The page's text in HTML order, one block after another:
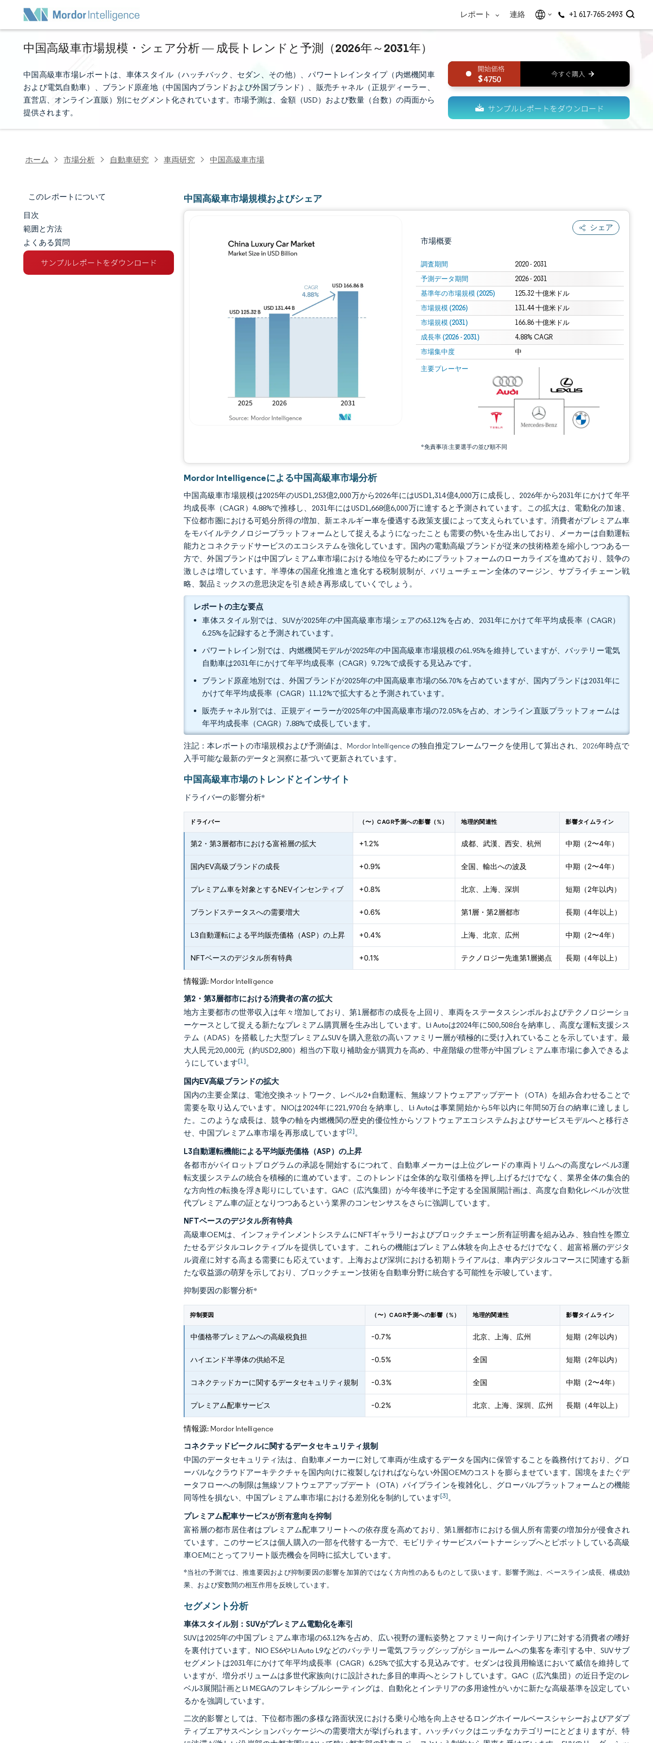
レポート 連絡 +1 617-765-2493
中国高級車市場規模・シェア分析 ― 成長トレンドと予測（2026年～2031年）
中国高級車市場レポートは、車体スタイル（ハッチバック、セダン、その他）、パワートレインタイプ（内燃機関車
および電気自動車）、ブランド原産地（中国国内ブランドおよび外国ブランド）、販売チャネル（正規ディーラー、
直営店、オンライン直販）別にセグメント化されています。市場予測は、金額（USD）および数量（台数）の両面から
提供されます。
4750
ホーム 市場分析 自動車研究 車両研究 中国高級車市場
このレポートについて
市場規模とシェア
市場分析
トレンドとインサイト
目次
範囲と方法
よくある質問
中国高級車市場規模およびシェア
シェア
市場概要
調査期間 2020 - 2031
予測データ期間 2026 - 2031
基準年の市場規模 (2025) 125.32 十億米ドル
市場規模 (2026) 131.44 十億米ドル
市場規模 (2031) 166.86 十億米ドル
成長率 (2026 - 2031) 4.88% CAGR
市場集中度 中
主要プレーヤー
*免責事項:主要選手の並び順不同
画像 © Mordor Intelligence。再利用にはCC BY 4.0の表示が必要です。
画像 © Mordor Intelligence。再利用にはCC BY 4.0の表示が必要です。
Mordor Intelligenceによる中国高級車市場分析
中国高級車市場規模は2025年のUSD1,253億2,000万から2026年にはUSD1,314億4,000万に成長し、2026年から2031年にかけて年平
均成長率（CAGR）4.88%で推移し、2031年にはUSD1,668億6,000万に達すると予測されています。この拡大は、電動化の加速、
下位都市圏における可処分所得の増加、新エネルギー車を優遇する政策支援によって支えられています。消費者がプレミアム車
をモバイルテクノロジープラットフォームとして捉えるようになったことも需要の勢いを生み出しており、メーカーは自動運転
能力とコネクテッドサービスのエコシステムを強化しています。国内の電動高級ブランドが従来の技術格差を縮小しつつある一
方で、外国ブランドは中国プレミアム車市場における地位を守るためにプラットフォームのローカライズを進めており、競争の
激しさは増しています。半導体の国産化推進と進化する税制規制が、バリューチェーン全体のマージン、サプライチェーン戦
略、製品ミックスの意思決定を引き続き再形成していくでしょう。
レポートの主な要点
車体スタイル別では、SUVが2025年の中国高級車市場シェアの63.12%を占め、2031年にかけて年平均成長率（CAGR）
6.25%を記録すると予測されています。
パワートレイン別では、内燃機関モデルが2025年の中国高級車市場規模の61.95%を維持していますが、バッテリー電気
自動車は2031年にかけて年平均成長率（CAGR）9.72%で成長する見込みです。
ブランド原産地別では、外国ブランドが2025年の中国高級車市場の56.70%を占めていますが、国内ブランドは2031年に
かけて年平均成長率（CAGR）11.12%で拡大すると予測されています。
販売チャネル別では、正規ディーラーが2025年の中国高級車市場の72.05%を占め、オンライン直販プラットフォームは
年平均成長率（CAGR）7.88%で成長しています。
注記：本レポートの市場規模および予測値は、Mordor Intelligence の独自推定フレームワークを使用して算出され、2026年時点で
入手可能な最新のデータと洞察に基づいて更新されています。
中国高級車市場のトレンドとインサイト
ドライバーの影響分析*
ドライバー （〜）CAGR予測への影響（%） 地理的関連性 影響タイムライン
第2・第3層都市における富裕層の拡大 +1.2% 成都、武漢、西安、杭州 中期（2〜4年）
国内EV高級ブランドの成長 +0.9% 全国、輸出への波及 中期（2〜4年）
プレミアム車を対象とするNEVインセンティブ +0.8% 北京、上海、深圳 短期（2年以内）
ブランドステータスへの需要増大 +0.6% 第1層・第2層都市 長期（4年以上）
L3自動運転による平均販売価格（ASP）の上昇 +0.4% 上海、北京、広州 中期（2〜4年）
NFTベースのデジタル所有特典 +0.1% テクノロジー先進第1層拠点 長期（4年以上）
情報源: Mordor Intelligence
第2・第3層都市における消費者の富の拡大
地方主要都市の世帯収入は年々増加しており、第1層都市の成長を上回り、車両をステータスシンボルおよびテクノロジーショ
ーケースとして捉える新たなプレミアム購買層を生み出しています。Li Autoは2024年に500,508台を納車し、高度な運転支援シス
テム（ADAS）を搭載した大型プレミアムSUVを購入意欲の高いファミリー層が積極的に受け入れていることを示しています。最
大人民元20,000元（約USD2,800）相当の下取り補助金が購買力を高め、中産階級の世帯が中国プレミアム車市場に参入できるよ
うにしています[1]。
国内EV高級ブランドの拡大
国内の主要企業は、電池交換ネットワーク、レベル2+自動運転、無線ソフトウェアアップデート（OTA）を組み合わせることで
需要を取り込んでいます。NIOは2024年に221,970台を納車し、Li Autoは事業開始から5年以内に年間50万台の納車に達しまし
た。このような成長は、競争の軸を内燃機関の歴史的優位性からソフトウェアエコシステムおよびサービスモデルへと移行さ
せ、中国プレミアム車市場を再形成しています[2]。
L3自動運転機能による平均販売価格（ASP）の上昇
各都市がパイロットプログラムの承認を開始するにつれて、自動車メーカーは上位グレードの車両トリムへの高度なレベル3運
転支援システムの統合を積極的に進めています。このトレンドは全体的な取引価格を押し上げるだけでなく、業界全体の集合的
な方向性の転換を浮き彫りにしています。GAC（広汽集団）が今年後半に予定する全国展開計画は、高度な自動化レベルが次世
代プレミアム車の証となりつつあるという業界のコンセンサスをさらに強調しています。
NFTベースのデジタル所有特典
高級車OEMは、インフォテインメントシステムにNFTギャラリーおよびブロックチェーン所有証明書を組み込み、独自性を際立
たせるデジタルコレクティブルを提供しています。これらの機能はプレミアム体験を向上させるだけでなく、超富裕層のデジタ
ル資産に対する高まる需要にも応えています。上海および深圳における初期トライアルは、車内デジタルコマースに関連する新
たな収益源の萌芽を示しており、ブロックチェーン技術を自動車分野に統合する可能性を示唆しています。
抑制要因の影響分析*
抑制要因 （〜）CAGR予測への影響（%） 地理的関連性 影響タイムライン
中価格帯プレミアムへの高級税負担 -0.7% 北京、上海、広州 短期（2年以内）
ハイエンド半導体の供給不足 -0.5% 全国 短期（2年以内）
コネクテッドカーに関するデータセキュリティ規制 -0.3% 全国 中期（2〜4年）
プレミアム配車サービス -0.2% 北京、上海、深圳、広州 長期（4年以上）
情報源: Mordor Intelligence
コネクテッドビークルに関するデータセキュリティ規制
中国のデータセキュリティ法は、自動車メーカーに対して車両が生成するデータを国内に保管することを義務付けており、グロ
ーバルなクラウドアーキテクチャを国内向けに複製しなければならない外国OEMのコストを膨らませています。国境をまたぐデ
ータフローへの制限は無線ソフトウェアアップデート（OTA）パイプラインを複雑化し、グローバルプラットフォームとの機能
同等性を損ない、中国プレミアム車市場における差別化を制約しています[3]。
プレミアム配車サービスが所有意向を抑制
富裕層の都市居住者はプレミアム配車フリートへの依存度を高めており、第1層都市における個人所有需要の増加分が侵食され
ています。このサービスは個人購入の一部を代替する一方で、モビリティサービスパートナーシップへとピボットしている高級
車OEMにとってフリート販売機会を同時に拡大しています。
*当社の予測では、推進要因および抑制要因の影響を加算的ではなく方向性のあるものとして扱います。影響予測は、ベースライン成長、構成効
果、および変数間の相互作用を反映しています。
セグメント分析
車体スタイル別：SUVがプレミアム電動化を牽引
SUVは2025年の中国プレミアム車市場の63.12%を占め、広い視野の運転姿勢とファミリー向けインテリアに対する消費者の嗜好
を裏付けています。NIO ES6やLi Auto L9などのバッテリー電気フラッグシップがショールームへの集客を牽引する中、SUVサブ
セグメントは2031年にかけて年平均成長率（CAGR）6.25%で拡大する見込みです。セダンは役員用輸送において威信を維持して
いますが、増分ボリュームは多世代家族向けに設計された多目的車両へとシフトしています。GAC（広汽集団）の近日予定のレ
ベル3展開計画とLi MEGAのフレキシブルシーティングは、自動化とインテリアの多用途性がいかに新たな高級基準を設定してい
るかを強調しています。
二次的影響としては、下位都市圏の多様な路面状況における乗り心地を向上させるロングホイールベースシャシーおよびアダプ
ティブエアサスペンションパッケージへの需要増大が挙げられます。ハッチバックはニッチなカテゴリーにとどまりますが、特